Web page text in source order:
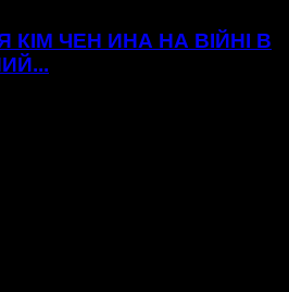
КІМ ЧЕН ИНА НА ВІЙНІ В